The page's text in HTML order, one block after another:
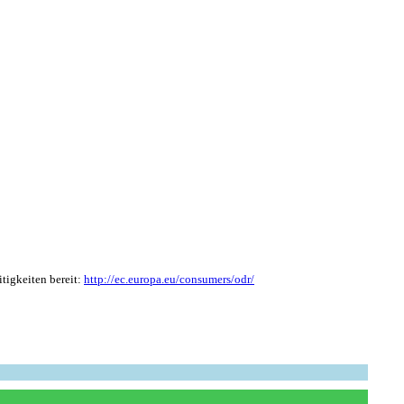
bereit: http://ec.europa.eu/consumers/odr/